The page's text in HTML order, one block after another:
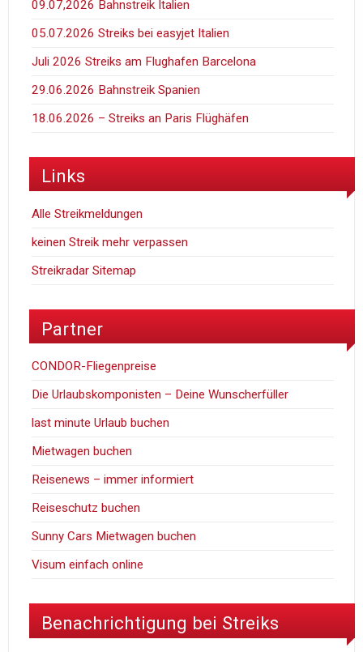
09.07,2026 Bahnstreik Italien
05.07.2026 Streiks bei easyjet Italien
Juli 2026 Streiks am Flughafen Barcelona
29.06.2026 Bahnstreik Spanien
18.06.2026 – Streiks an Paris Flüghäfen
Links
Alle Streikmeldungen
keinen Streik mehr verpassen
Streikradar Sitemap
Partner
CONDOR-Fliegenpreise
Die Urlaubskomponisten – Deine Wunscherfüller
last minute Urlaub buchen
Mietwagen buchen
Reisenews – immer informiert
Reiseschutz buchen
Sunny Cars Mietwagen buchen
Visum einfach online
Benachrichtigung bei Streiks